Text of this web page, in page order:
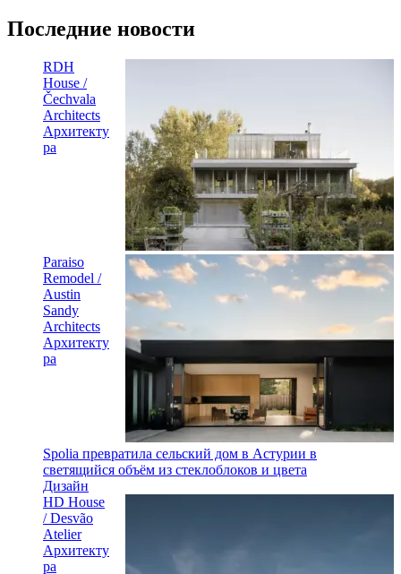
Последние новости
RDH
House /
Čechvala
Architects
Архитекту
ра
Paraiso
Remodel /
Austin
Sandy
Architects
Архитекту
ра
Spolia превратила сельский дом в Астурии в
светящийся объём из стеклоблоков и цвета
Дизайн
HD House
/ Desvão
Atelier
Архитекту
ра